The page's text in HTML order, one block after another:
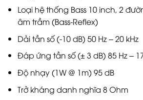
Loại hệ thống Bass 10 inch, 2
âm trầm (Bass-Reflex)
Dải tần số (-10 dB) 50 Hz – 20 kHz
Đáp ứng tần số (± 3 dB) 85 Hz –
Độ nhạy (1W @ 1m) 95 dB
Trở kháng danh nghĩa 8 Ohm